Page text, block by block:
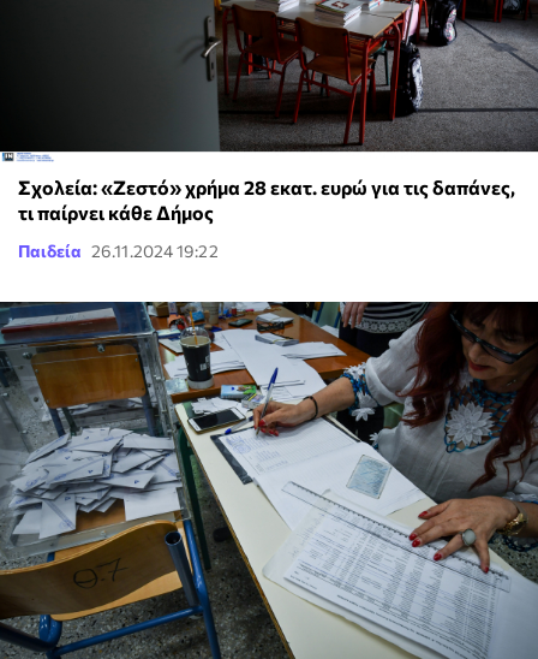
Σχολεία: «Ζεστό» χρήμα 28 εκατ. ευρώ για τις δαπάνες,
τι παίρνει κάθε Δήμος
Παιδεία 26.11.2024 19:22